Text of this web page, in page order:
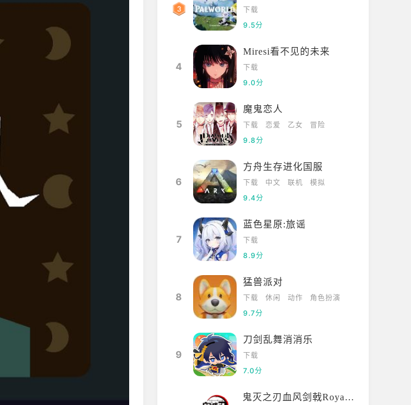
下载
9.5分
4
Miresi看不见的未来
下载
9.0分
5
魔鬼恋人
下载 恋爱 乙女
冒险
9.8分
6
方舟生存进化国服
下载 中文 联机
模拟
9.4分
7
蓝色星原:旅谣
下载
8.9分
8
猛兽派对
下载 休闲 动作
角色扮演
9.7分
9
刀剑乱舞消消乐
下载
7.0分
鬼灭之刃血风剑戟Royale国际服